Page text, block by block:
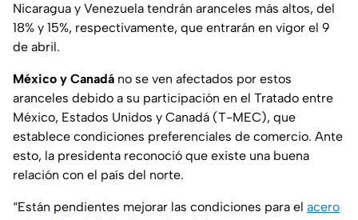
Nicaragua y Venezuela tendrán aranceles más altos, del
18% y 15%, respectivamente, que entrarán en vigor el 9
de abril.
México y Canadá no se ven afectados por estos
aranceles debido a su participación en el Tratado entre
México, Estados Unidos y Canadá (T-MEC), que
establece condiciones preferenciales de comercio. Ante
esto, la presidenta reconoció que existe una buena
relación con el país del norte.
“Están pendientes mejorar las condiciones para el acero